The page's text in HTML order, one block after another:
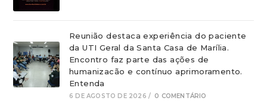
Reunião destaca experiência do paciente
da UTI Geral da Santa Casa de Marília.
Encontro faz parte das ações de
humanizacão e contínuo aprimoramento.
Entenda
6 DE AGOSTO DE 2026 / 0 COMENTÁRIO